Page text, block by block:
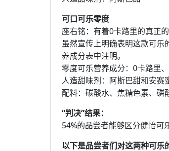
可口可乐零度
座右铭：有着0卡路里的真正
虽然宣传上明确表明这款可
养成分表中注明。
零度可乐营养成分：0卡路里
人造甜味剂：阿斯巴甜和安赛
配料：碳酸水、焦糖色素、磷
“判决”结果：
54%的品尝者能够区分健怡可
以下是品尝者们对这两种可乐